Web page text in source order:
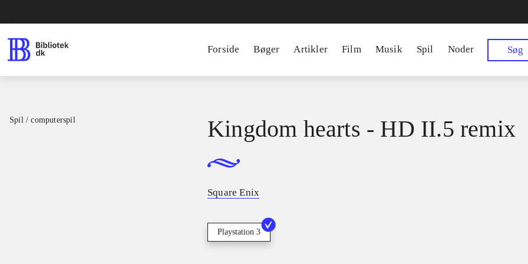
Forside Bøger Artikler Film Musik Spil Noder Søg
Spil / computerspil Kingdom hearts - HD II.5 remix
Square Enix
Playstation 3